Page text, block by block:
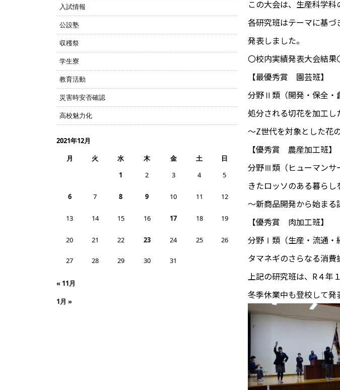
入試情報
公設塾
収穫祭
学生寮
教育活動
災害時安否確認
高校魅力化
2021年12月
月
火 水 木 金 土
日
1
2 3 4 5
6 7 8 9 10 11 12
13 14 15 16 17 18 19
20 21 22 23 24 25 26
27 28 29 30 31
« 11月
1月 »
この大会は、生産科学科
各研究班はテーマに基
発表しました。
〇校内実績発表大会結果
【最優秀賞 園芸班】
分野Ⅱ類（開発・保全・
処分される切花を加工
～Z世代を対象とした花
【優秀賞 農産加工班】
分野Ⅲ類（ヒューマンサ
きたロッソのある暮らし
～新商品開発から始ま
【優秀賞 肉加工班】
分野Ⅰ類（生産・流通・
タマネギのさらなる消
上記の研究班は、R４年
冬季休業中も登校して発